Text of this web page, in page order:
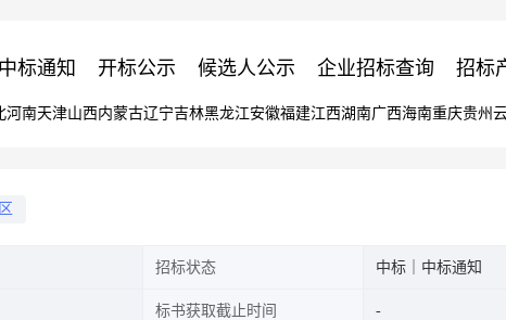
中标通知 开标公示 候选人公示 企业招标查询 招标
河南天津山西内蒙古辽宁吉林黑龙江安徽福建江西湖南广西海南重庆贵州
招标状态 中标｜中标通知
标书获取截止时间